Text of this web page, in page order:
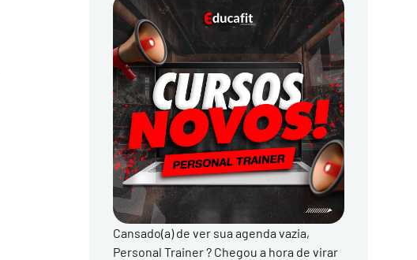
Cansado(a) de ver sua agenda vazia,
Personal Trainer ? Chegou a hora de virar